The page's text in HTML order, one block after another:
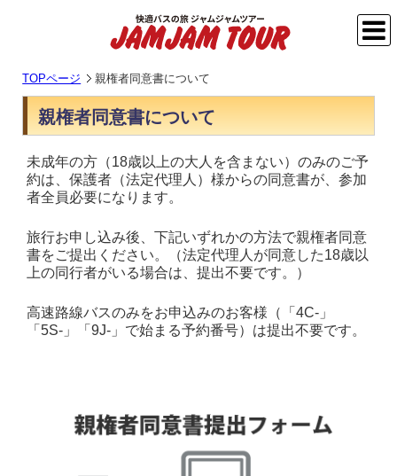
TOPページ 親権者同意書について
親権者同意書について
未成年の方（18歳以上の大人を含まない）のみのご予
約は、保護者（法定代理人）様からの同意書が、参加
者全員必要になります。
旅行お申し込み後、下記いずれかの方法で親権者同意
書をご提出ください。（法定代理人が同意した18歳以
上の同行者がいる場合は、提出不要です。）
高速路線バスのみをお申込みのお客様（「4C-」
「5S-」「9J-」で始まる予約番号）は提出不要です。